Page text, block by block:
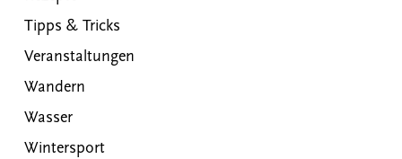
Tipps & Tricks
Veranstaltungen
Wandern
Wasser
Wintersport